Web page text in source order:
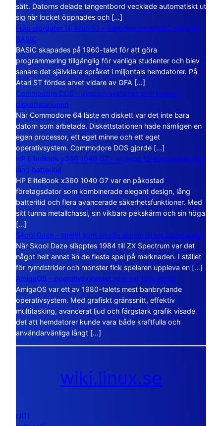
sätt. Datorns delade tangentbord vecklade automatiskt ut
sig när locket öppnades och […]
Från stordator till Atari ST – historien om BASIC och GFA
BASIC
BASIC skapades på 1960-talet för att göra
programmering tillgänglig för vanliga studenter och blev
senare det självklara språket i miljontals hemdatorer. På
Atari ST fördes arvet vidare av GFA […]
Commodore DOS – operativsystemet som bodde i
diskettstationen
När Commodore 64 läste en diskett var det inte bara
datorn som arbetade. Diskettstationen hade nämligen en
egen processor, ett eget minne och ett eget
operativsystem. Commodore DOS gjorde […]
HP EliteBook x360 1040 G7 – en lyxig företagsdator med
lång batteritid
HP EliteBook x360 1040 G7 var en påkostad
företagsdator som kombinerade elegant design, lång
batteritid och flera avancerade säkerhetsfunktioner. Med
sitt tunna metallchassi, sin vikbara pekskärm och sin höga
[…]
Skool Daze – spelet som gjorde skolan till ett öppet kaos
När Skool Daze släpptes 1984 till ZX Spectrum var det
något helt annat än de flesta spel på marknaden. I stället
för rymdstrider och monster fick spelaren uppleva en […]
AmigaOS – operativsystemet som var före sin tid
AmigaOS var ett av 1980-talets mest banbrytande
operativsystem. Med grafiskt gränssnitt, effektiv
multitasking, avancerat ljud och färgstark grafik visade
det att hemdatorer kunde vara både kraftfulla och
användarvänliga långt […]
wiki.linux.se
nl(1)